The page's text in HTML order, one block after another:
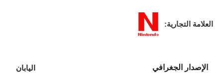
العلامة التجارية:
الإصدار الجغرافي اليابان